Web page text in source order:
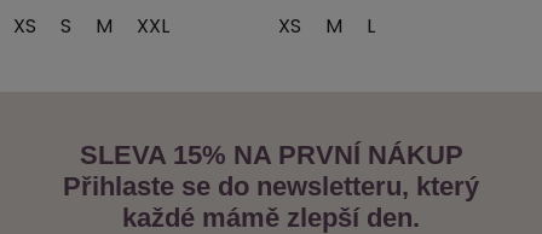
XS S M XXL XS M L
SLEVA 15% NA PRVNÍ NÁKUP
Přihlaste se do newsletteru, který
každé mámě zlepší den.